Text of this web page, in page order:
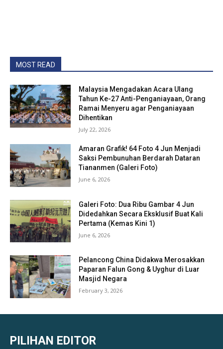
MOST READ
Malaysia Mengadakan Acara Ulang
Tahun Ke-27 Anti-Penganiayaan, Orang
Ramai Menyeru agar Penganiayaan
Dihentikan
July 22, 2026
Amaran Grafik! 64 Foto 4 Jun Menjadi
Saksi Pembunuhan Berdarah Dataran
Tiananmen (Galeri Foto)
June 6, 2026
Galeri Foto: Dua Ribu Gambar 4 Jun
Didedahkan Secara Eksklusif Buat Kali
Pertama (Kemas Kini 1)
June 6, 2026
Pelancong China Didakwa Merosakkan
Paparan Falun Gong & Uyghur di Luar
Masjid Negara
February 3, 2026
PILIHAN EDITOR